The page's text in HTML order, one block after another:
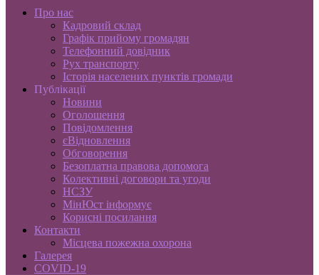
Про нас
Кадровий склад
Графік прийому громадян
Телефонний довідник
Рух транспорту
Історія населених пунктів громади
Публікації
Новини
Оголошення
Повідомлення
єВідновлення
Обговорення
Безоплатна правова допомога
Колективні договори та угоди
НСЗУ
МінЮст інформує
Корисні посилання
Контакти
Місцева пожежна охорона
Галерея
COVID-19